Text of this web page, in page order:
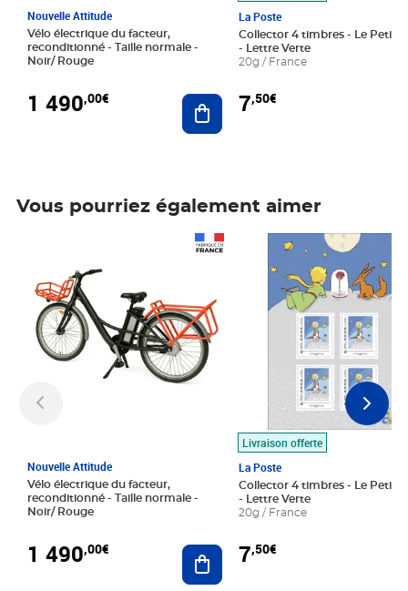
Nouvelle Attitude
Vélo électrique du facteur,
reconditionné - Taille normale -
Noir/ Rouge
1 490,00€ Ajouter au panier
La Poste
Collector 4 timbres - Le Petit
- Lettre Verte
20g / France
7,50€
Vous pourriez également aimer
Nouvelle Attitude
Vélo électrique du facteur,
reconditionné - Taille normale -
Noir/ Rouge
1 490,00€ Ajouter au panier
Livraison offerte
La Poste
Collector 4 timbres - Le Petit
- Lettre Verte
20g / France
7,50€
Prix 7,50€